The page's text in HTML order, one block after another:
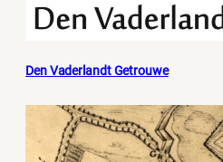
Den Vaderlandt Getrouwe